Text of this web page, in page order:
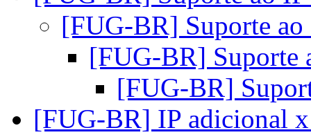
[FUG-BR] Suporte
[FUG-BR] Suporte
[FUG-BR]
[FUG-BR] IP adicional